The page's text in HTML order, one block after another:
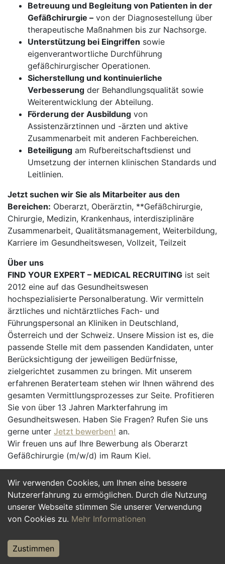
Wir verwenden Cookies, um Ihnen eine bessere
Nutzererfahrung zu ermöglichen. Durch die Nutzung
unserer Webseite stimmen Sie unserer Verwendung
von Cookies zu. Mehr Informationen
Zustimmen
Betreuung und Begleitung von Patienten in der
Gefäßchirurgie – von der Diagnosestellung über
therapeutische Maßnahmen bis zur Nachsorge.
Unterstützung bei Eingriffen sowie
eigenverantwortliche Durchführung
gefäßchirurgischer Operationen.
Sicherstellung und kontinuierliche
Verbesserung der Behandlungsqualität sowie
Weiterentwicklung der Abteilung.
Förderung der Ausbildung von
Assistenzärztinnen und -ärzten und aktive
Zusammenarbeit mit anderen Fachbereichen.
Beteiligung am Rufbereitschaftsdienst und
Umsetzung der internen klinischen Standards und
Leitlinien.
Jetzt suchen wir Sie als Mitarbeiter aus den
Bereichen: Oberarzt, Oberärztin, **Gefäßchirurgie,
Chirurgie, Medizin, Krankenhaus, interdisziplinäre
Zusammenarbeit, Qualitätsmanagement, Weiterbildung,
Karriere im Gesundheitswesen, Vollzeit, Teilzeit
Über uns
FIND YOUR EXPERT – MEDICAL RECRUITING ist seit
2012 eine auf das Gesundheitswesen
hochspezialisierte Personalberatung. Wir vermitteln
ärztliches und nichtärztliches Fach- und
Führungspersonal an Kliniken in Deutschland,
Österreich und der Schweiz. Unsere Mission ist es, die
passende Stelle mit dem passenden Kandidaten, unter
Berücksichtigung der jeweiligen Bedürfnisse,
zielgerichtet zusammen zu bringen. Mit unserem
erfahrenen Beraterteam stehen wir Ihnen während des
gesamten Vermittlungsprozesses zur Seite. Profitieren
Sie von über 13 Jahren Markterfahrung im
Gesundheitswesen. Haben Sie Fragen? Rufen Sie uns
gerne unter Jetzt bewerben! an.
Wir freuen uns auf Ihre Bewerbung als Oberarzt
Gefäßchirurgie (m/w/d) im Raum Kiel.
Jetzt Bewerben